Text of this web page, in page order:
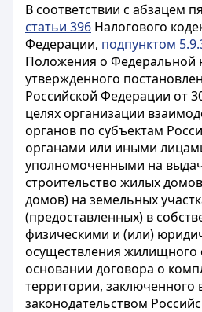
В соответствии с абзацем
статьи 396 Налогового
Федерации, подпунктом
Положения о Федеральной
утвержденного
Российской Федерации от
целях организации
органов по субъектам
органами или иными
уполномоченными на
строительство жилых
домов) на земельных
(предоставленных) в
физическими и (или)
осуществления жилищного
основании договора о
территории, заключенного
законодательством